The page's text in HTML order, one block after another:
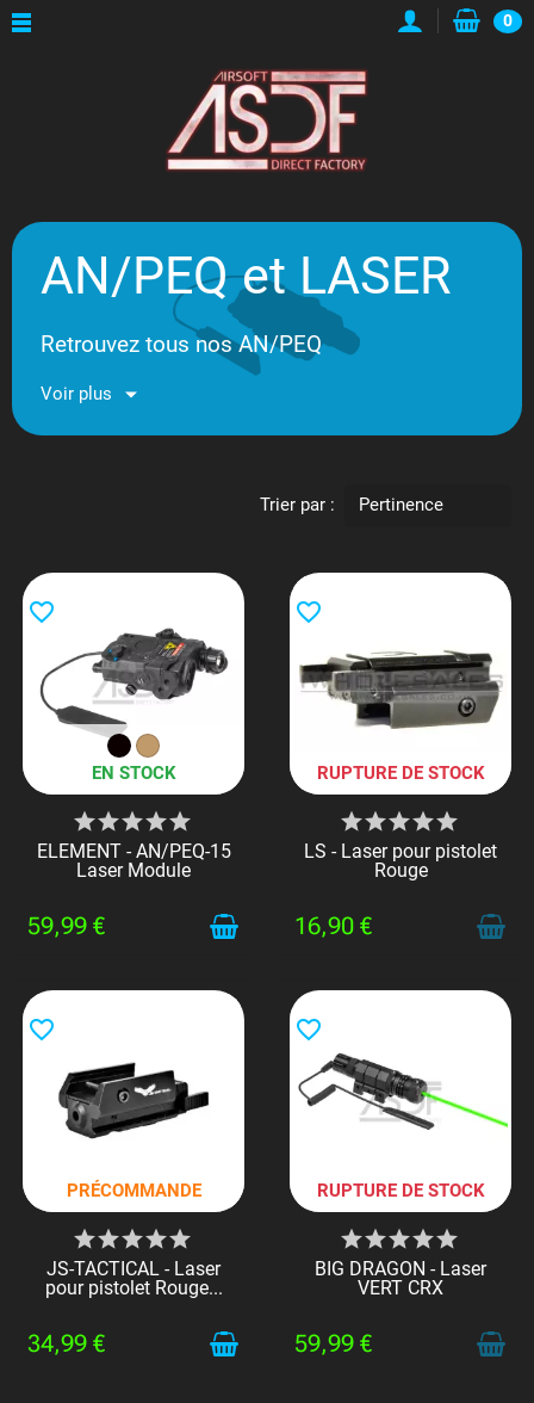
0
AN/PEQ et LASER
Retrouvez tous nos AN/PEQ
Voir plus
Trier par : Pertinence
EN STOCK
favorite_border
ELEMENT - AN/PEQ-15
Laser Module
59,99 €
RUPTURE DE STOCK
favorite_border
LS - Laser pour pistolet
Rouge
16,90 €
PRÉCOMMANDE
favorite_border
JS-TACTICAL - Laser
pour pistolet Rouge...
34,99 €
RUPTURE DE STOCK
favorite_border
BIG DRAGON - Laser
VERT CRX
59,99 €